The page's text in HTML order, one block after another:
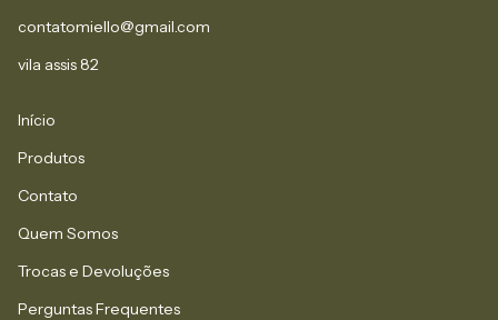
contatomiello@gmail.com
vila assis 82
Início
Produtos
Contato
Quem Somos
Trocas e Devoluções
Perguntas Frequentes